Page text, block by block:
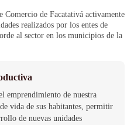
de Facatativá activamente
realizados por los entes de
al sector en los municipios de la
emprendimiento de nuestra
vida de sus habitantes, permitir
de nuevas unidades